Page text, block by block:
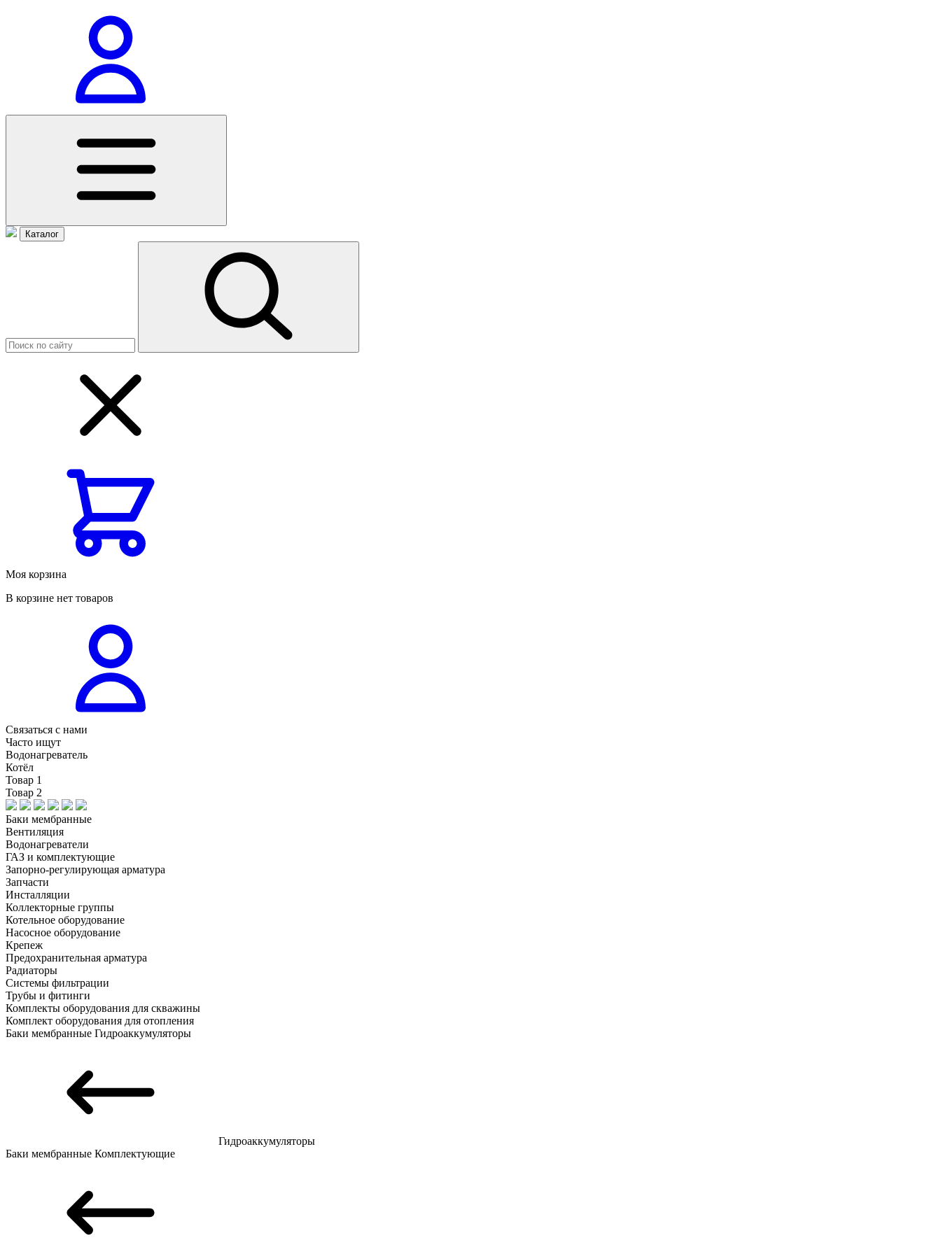
Каталог
Моя корзина
В корзине нет товаров
Связаться с нами
Часто ищут
Водонагреватель
Котёл
Товар 1
Товар 2
Баки мембранные
Вентиляция
Водонагреватели
ГАЗ и комплектующие
Запорно-регулирующая арматура
Запчасти
Инсталляции
Коллекторные группы
Котельное оборудование
Насосное оборудование
Крепеж
Предохранительная арматура
Радиаторы
Системы фильтрации
Трубы и фитинги
Комплекты оборудования для скважины
Комплект оборудования для отопления
Баки мембранные Гидроаккумуляторы
Гидроаккумуляторы
Баки мембранные Комплектующие